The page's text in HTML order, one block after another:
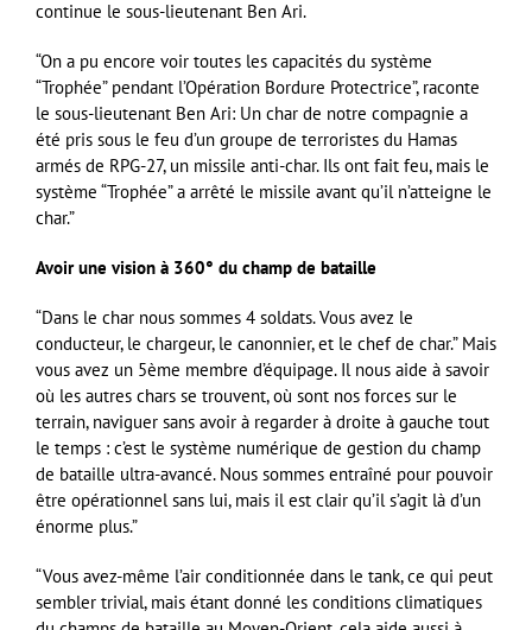
continue le sous-lieutenant Ben Ari.
“On a pu encore voir toutes les capacités du système
“Trophée” pendant l’Opération Bordure Protectrice”, raconte
le sous-lieutenant Ben Ari: Un char de notre compagnie a
été pris sous le feu d’un groupe de terroristes du Hamas
armés de RPG-27, un missile anti-char. Ils ont fait feu, mais le
système “Trophée” a arrêté le missile avant qu’il n’atteigne le
char.”
Avoir une vision à 360° du champ de bataille
“Dans le char nous sommes 4 soldats. Vous avez le
conducteur, le chargeur, le canonnier, et le chef de char.” Mais
vous avez un 5ème membre d’équipage. Il nous aide à savoir
où les autres chars se trouvent, où sont nos forces sur le
terrain, naviguer sans avoir à regarder à droite à gauche tout
le temps : c’est le système numérique de gestion du champ
de bataille ultra-avancé. Nous sommes entraîné pour pouvoir
être opérationnel sans lui, mais il est clair qu’il s’agit là d’un
énorme plus.”
“Vous avez-même l’air conditionnée dans le tank, ce qui peut
sembler trivial, mais étant donné les conditions climatiques